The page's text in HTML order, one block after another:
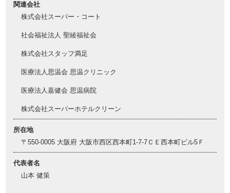
関連会社
株式会社スーパー・コート
社会福祉法人 聖綾福祉会
株式会社スタッフ満足
医療法人思温会 思温クリニック
医療法人嘉健会 思温病院
株式会社スーパーホテルクリーン
所在地
〒550-0005 大阪府 大阪市西区西本町1-7-7ＣＥ西本町ビル5Ｆ
代表者名
山本 健策